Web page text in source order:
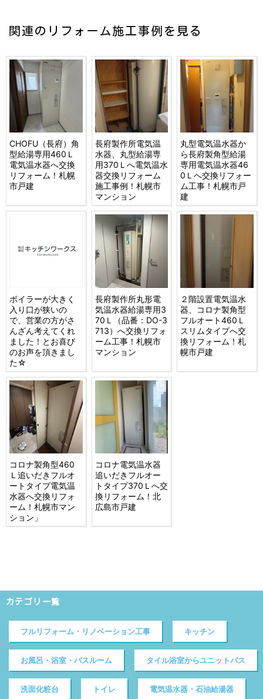
関連のリフォーム施工事例を見る
CHOFU（長府）角
型給湯専用460Ｌ
電気温水器へ交換
リフォーム！札幌
市戸建
長府製作所電気温
水器、丸型給湯専
用370Ｌへ電気温水
器交換リフォーム
施工事例！札幌市
マンション
丸型電気温水器か
ら長府製角型給湯
専用電気温水器46
0Ｌへ交換リフォー
ム工事！札幌市戸
建
ボイラーが大きく
入り口が狭いの
で、営業の方がさ
んざん考えてくれ
ました！とお喜び
のお声を頂きまし
た☆
長府製作所丸形電
気温水器給湯専用3
70Ｌ（品番：DO-3
713）へ交換リフォ
ーム工事！札幌市
マンション
２階設置電気温水
器、コロナ製角型
フルオート460Ｌ
スリムタイプへ交
換リフォーム！札
幌市戸建
コロナ製角型460
Ｌ追いだきフルオ
ートタイプ電気温
水器へ交換リフォ
ーム！札幌市マン
ション」
コロナ電気温水器
追いだきフルオー
トタイプ370Ｌへ交
換リフォーム！北
広島市戸建
カテゴリ一覧
フルリフォーム・リノベーション工事 キッチン
お風呂・浴室・バスルーム タイル浴室からユニットバス
洗面化粧台 トイレ 電気温水器・石油給湯器